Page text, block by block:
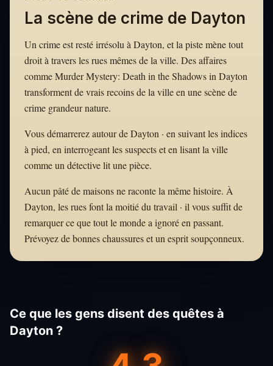
La scène de crime de Dayton
Un crime est resté irrésolu à Dayton, et la piste mène tout
droit à travers les rues mêmes de la ville. Des affaires
comme Murder Mystery: Death in the Shadows in Dayton
transforment de vrais recoins de la ville en une scène de
crime grandeur nature.
Vous démarrerez autour de Dayton · en suivant les indices
à pied, en interrogeant les suspects et en lisant la ville
comme un détective lit une pièce.
Aucun pâté de maisons ne raconte la même histoire. À
Dayton, les rues font la moitié du travail · il vous suffit de
remarquer ce que tout le monde a ignoré en passant.
Prévoyez de bonnes chaussures et un esprit soupçonneux.
Ce que les gens disent des quêtes à
Dayton ?